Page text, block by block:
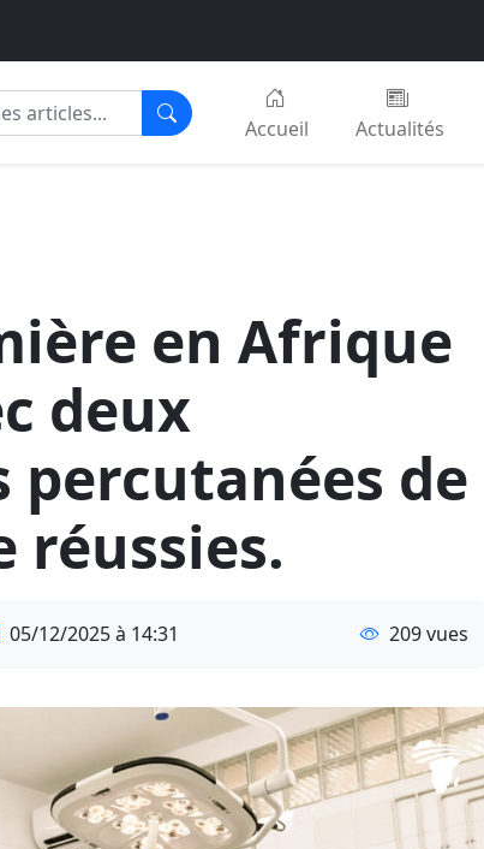
Accueil Actualités
en Afrique
deux
de
réussies.
05/12/2025 à 14:31 209 vues